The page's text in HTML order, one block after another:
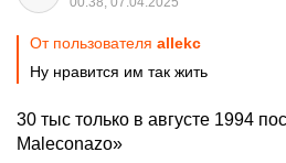
От пользователя allekc
Ну нравится им так жить
30 тыс только в августе 1994
Maleconazo»